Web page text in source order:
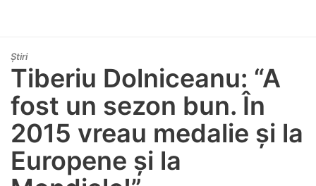
Știri
Tiberiu Dolniceanu: “A
fost un sezon bun. În
2015 vreau medalie și la
Europene și la